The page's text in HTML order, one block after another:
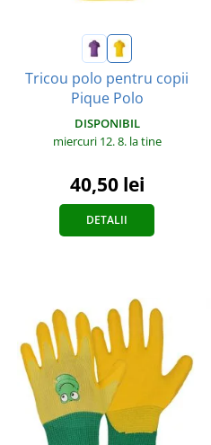
Tricou polo pentru copii
Pique Polo
DISPONIBIL
miercuri 12. 8. la tine
40,50 lei
DETALII